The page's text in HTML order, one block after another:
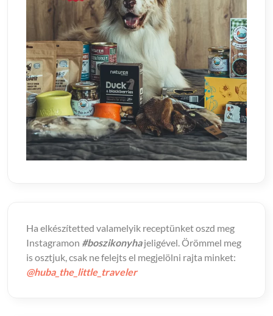
Ha elkészítetted valamelyik receptünket oszd meg
Instagramon #boszikonyhajeligével. Örömmel meg
is osztjuk, csak ne felejts el megjelölni rajta minket:
@huba_the_little_traveler